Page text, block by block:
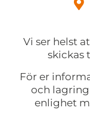
Vi ser helst
skickas
För er
och
enlighet